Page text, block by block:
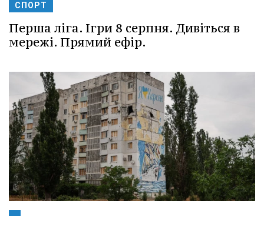
СПОРТ
Перша ліга. Ігри 8 серпня. Дивіться в
мережі. Прямий ефір.